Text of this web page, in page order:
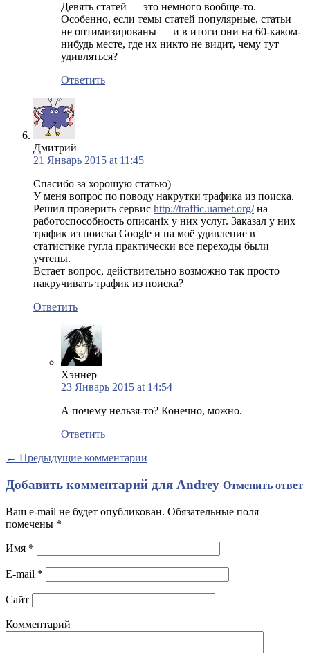
Девять статей — это немного вообще-то.
Особенно, если темы статей популярные, статьи
не оптимизированы — и в итоги они на 60-каком-
нибудь месте, где их никто не видит, чему тут
удивляться?
Ответить
Дмитрий
21 Январь 2015 at 11:45
Спасибо за хорошую статью)
У меня вопрос по поводу накрутки трафика из поиска.
Решил проверить сервис http://traffic.uarnet.org/на
работоспособность описаніх у них услуг. Заказал у них
трафик из поиска Google и на моё удивление в
статистике гугла практически все переходы были
учтены.
Встает вопрос, действительно возможно так просто
накручивать трафик из поиска?
Ответить
Хэннер
23 Январь 2015 at 14:54
А почему нельзя-то? Конечно, можно.
Ответить
← Предыдущие комментарии
Добавить комментарий для Andrey Отменить ответ
Ваш e-mail не будет опубликован. Обязательные поля
помечены *
Имя *
E-mail *
Сайт
Комментарий